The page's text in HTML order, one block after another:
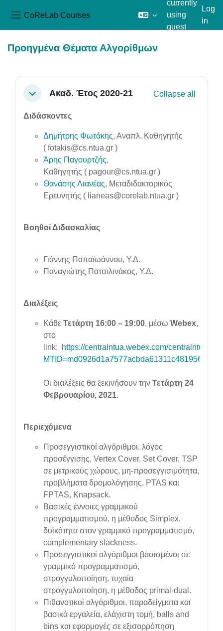
CoReLab Courses
currently
using
guest
Log
in
Προηγμένα Θέματα Αλγορίθμων
Section outline
CollapseΑκαδ. Έτος 2020-21 Collapse all
Διδάσκοντες
Δημήτρης Φωτάκης, Αναπλ. Καθηγητής
( fotakis@cs.ntua.gr )
Άρης Παγουρτζής,
Καθηγητής ( pagour@cs.ntua.gr )
Θανάσης Λιανέας, Μεταδιδακτορικός
Ερευνητής ( lianeas@corelab.ntua.gr )
Βοηθοί Διδασκαλίας
Γιάννης Παπαϊωάννου, Υ.Δ.
Παναγιώτης Πατσιλινάκος, Υ.Δ.
Διαλέξεις
Κάθε Τετάρτη 16:00 – 19:00, μέσω Webex,
στο
link:
https://centralntua.webex.com/centralntua/
MTID=md0926d1a7577acbda61311c481956ee2
Οι διαλέξεις θα ξεκινήσουν την Τετάρτη 24
Φεβρουαρίου, 2021.
Περιεχόμενα
Προσεγγιστικοί αλγόριθμοι, λόγος
προσέγγισης, Vertex Cover, Set Cover, TSP
σε μετρικούς χώρους, μη-προσεγγισιμότητα,
προβλήματα δρομολόγησης, PTAS και
FPTAS, Knapsack.
Βασικές έννοιες γραμμικού
προγραμματισμού, η μέθοδος Simplex,
δυϊκότητα στον γραμμικό προγραμματισμό,
complementary slackness.
Προσεγγιστικοί αλγόριθμοι βασισμένοι σε
γραμμικό προγραμματισμό,
στρογγυλοποίηση, τυχαία
στρογγυλοποίηση, η μέθοδος primal-dual.
Πιθανοτικοί αλγόριθμοι, παραδείγματα και
βασικά εργαλεία, ελάχιστη τομή, balls and
bins και εφαρμογές σε εξισορρόπηση